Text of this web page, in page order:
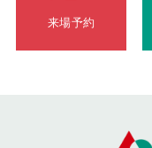
来場予約